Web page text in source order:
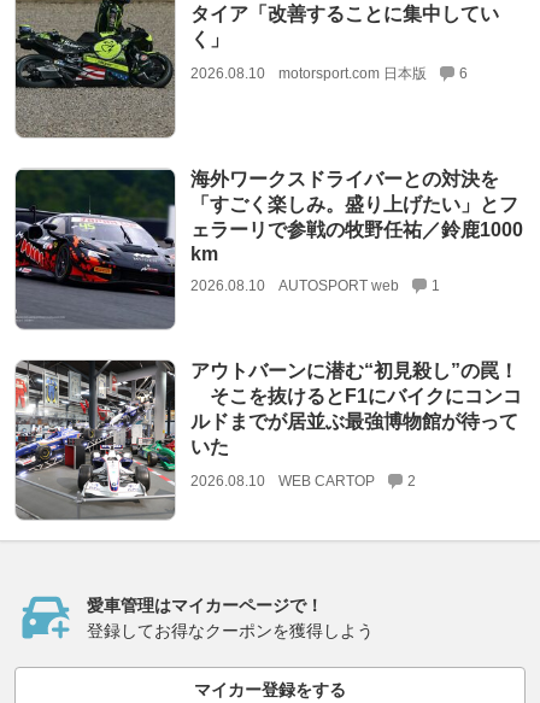
タイア「改善することに集中してい
く」
2026.08.10 motorsport.com 日本版 6
海外ワークスドライバーとの対決を
「すごく楽しみ。盛り上げたい」とフ
ェラーリで参戦の牧野任祐／鈴鹿1000
km
2026.08.10 AUTOSPORT web 1
アウトバーンに潜む“初見殺し”の罠！
そこを抜けるとF1にバイクにコンコ
ルドまでが居並ぶ最強博物館が待って
いた
2026.08.10 WEB CARTOP 2
愛車管理はマイカーページで！
登録してお得なクーポンを獲得しよう
マイカー登録をする